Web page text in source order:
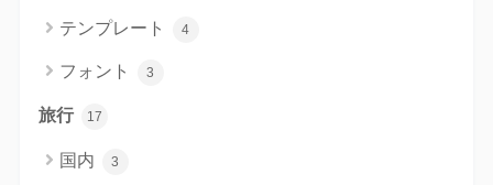
テンプレート 4
フォント 3
旅行 17
国内 3